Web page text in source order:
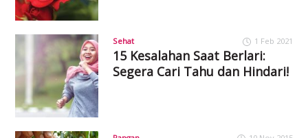
Sehat 1 Feb 2021
15 Kesalahan Saat Berlari:
Segera Cari Tahu dan Hindari!